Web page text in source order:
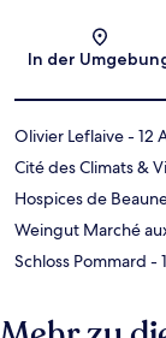
In der
Olivier Leflaive- 12
Cité des Climats &
Hospices de
Weingut Marché
Schloss Pommard -